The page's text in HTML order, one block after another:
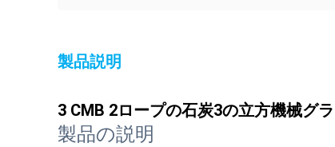
製品説明
3 CMB 2ロープの石炭3の立方機械グ
製品の説明